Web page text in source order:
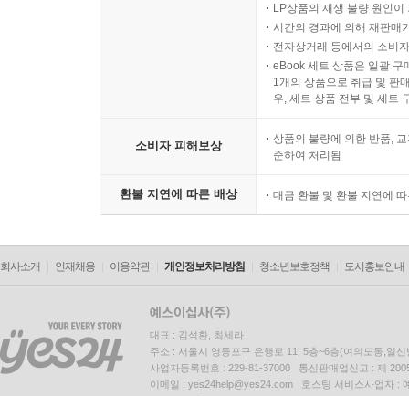
LP상품의 재생 불량 원인
시간의 경과에 의해 재판매
전자상거래 등에서의 소비
eBook 세트 상품은 일괄 구
1개의 상품으로 취급 및 판
우, 세트 상품 전부 및 세트
소비자 피해보상
상품의 불량에 의한 반품,
준하여 처리됨
환불 지연에 따른 배상 대금 환불 및 환불 지연에
회사소개 인재채용 이용약관 개인정보처리방침 청소년보호정책 도서홍보안내
대표 : 김석환, 최세라
주소 : 서울시 영등포구 은행로 11, 5층~6층(여의도동,일신
사업자등록번호 : 229-81-37000 통신판매업신고 : 제
이메일 : yes24help@yes24.com 호스팅 서비스사업자 :